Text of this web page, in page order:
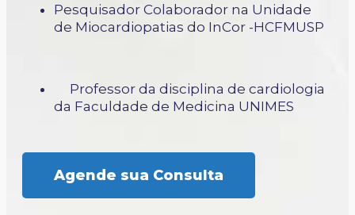
Pesquisador Colaborador na Unidade
de Miocardiopatias do InCor -HCFMUSP
Professor da disciplina de cardiologia
da Faculdade de Medicina UNIMES
Agende sua Consulta